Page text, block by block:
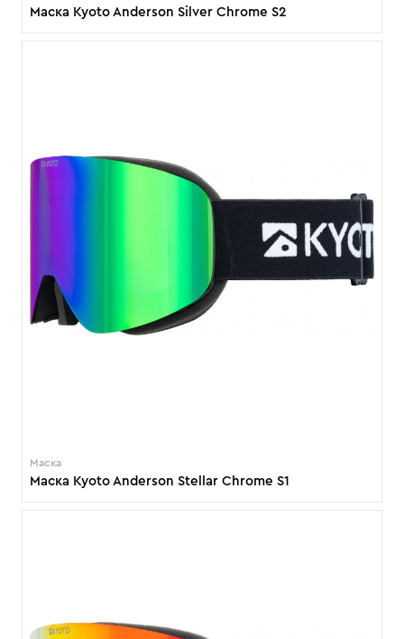
Маска Kyoto Anderson Silver Chrome S2
Маска
Маска Kyoto Anderson Stellar Chrome S1